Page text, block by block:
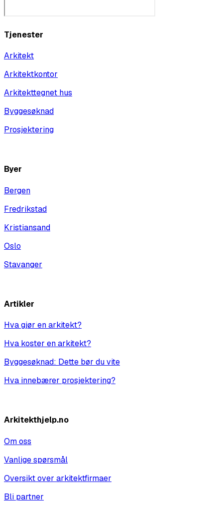
Tjenester
Arkitekt
Arkitektkontor
Arkitekttegnet hus
Byggesøknad
Prosjektering
Byer
Bergen
Fredrikstad
Kristiansand
Oslo
Stavanger
Artikler
Hva gjør en arkitekt?
Hva koster en arkitekt?
Byggesøknad: Dette bør du vite
Hva innebærer prosjektering?
Arkitekthjelp.no
Om oss
Vanlige spørsmål
Oversikt over arkitektfirmaer
Bli partner